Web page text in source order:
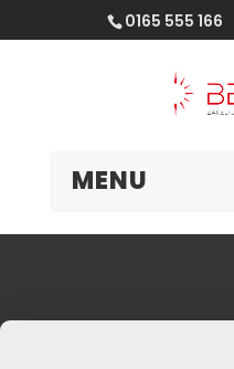
0165 555 166